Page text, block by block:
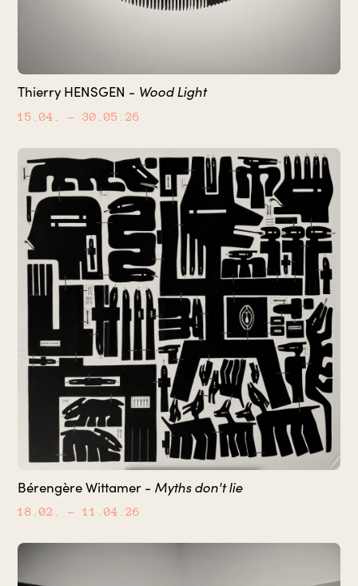
Thierry HENSGEN - Wood Light
15.04. – 30.05.26
Bérengère Wittamer - Myths don't lie
18.02. – 11.04.26